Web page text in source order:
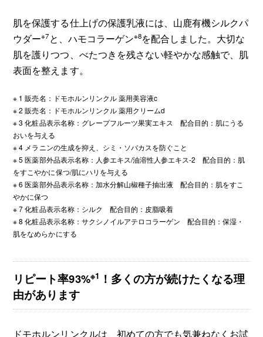
肌を保護する仕上げの保護乳液には、山鹿有機シルクパ
ウダー※7と、ハモコラーゲン※8を配合しました。大切な
肌を護りつつ、べたつきを残さない軽やかな感触で、肌
表面を整えます。
※ 1 販売名：ドモホルンリンクル 薬用美容液c
※ 2 販売名：ドモホルンリンクル 薬用クリームd
※ 3 化粧品表示名称：グレープフルーツ果実エキス 配合目的：肌にうる
おいを与える
※ 4 メラニンの生成を抑え、シミ・ソバカスを防ぐこと
※ 5 医薬部外品表示名称：人参エキス/油溶性人参エキス-2 配合目的：肌
をすこやかに保つ/肌にハリを与える
※ 6 医薬部外品表示名称：加水分解山椒種子抽出液 配合目的：肌をすこ
やかに保つ
※ 7 化粧品表示名称：シルク 配合目的：皮脂吸着
※ 8 化粧品表示名称：サクシノイルアテロコラーゲン 配合目的：保湿・
肌をなめらかにする
リピート率93%※1 ！多くの方が続けたくなる理
由があります
ドモホルンリンクルは、初めての方でも気兼ねなくお試